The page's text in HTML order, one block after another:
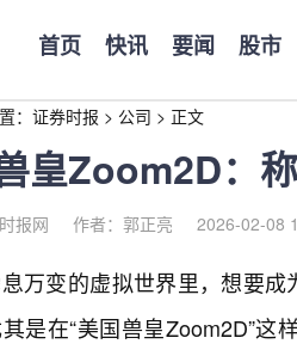
首页 快讯 要闻 股市
： 证券时报 > 公司 > 正文
皇Zoom2D：
报网 作者：郭正亮 2026-02-08
万变的虚拟世界里，想要成
是在“美国兽皇Zoom2D”